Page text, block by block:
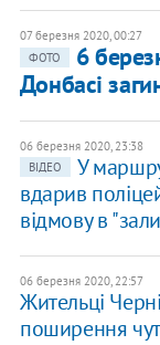
07 березня 2020, 00:27
ФОТО
6
Донбасі
06 березня 2020, 23:38
ВІДЕО
У
вдарив
відмову в
06 березня 2020, 22:57
Жительці
поширення